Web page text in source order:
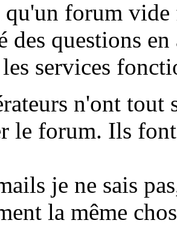
qu'un forum
des questions
services
n'ont tout
le forum. Ils
je ne sais
la même